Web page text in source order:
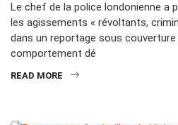
Le chef de la police londonienne a
les agissements « révoltants,
dans un reportage sous couverture
comportement dé
READ MORE